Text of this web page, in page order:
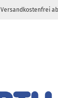
Versandkostenfrei